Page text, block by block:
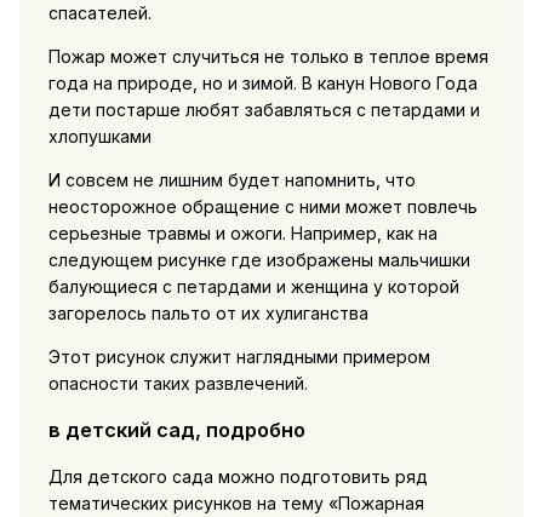
спасателей.
Пожар может случиться не только в теплое время
года на природе, но и зимой. В канун Нового Года
дети постарше любят забавляться с петардами и
хлопушками
И совсем не лишним будет напомнить, что
неосторожное обращение с ними может повлечь
серьезные травмы и ожоги. Например, как на
следующем рисунке где изображены мальчишки
балующиеся с петардами и женщина у которой
загорелось пальто от их хулиганства
Этот рисунок служит наглядными примером
опасности таких развлечений.
в детский сад, подробно
Для детского сада можно подготовить ряд
тематических рисунков на тему «Пожарная